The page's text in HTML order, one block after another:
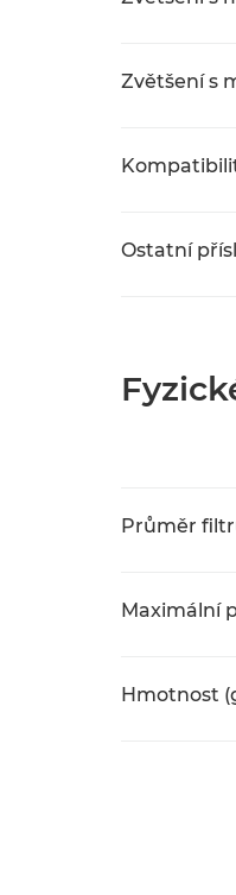
Zvětšení s
Ostatní
Průměr
Maximální
Hmotnost